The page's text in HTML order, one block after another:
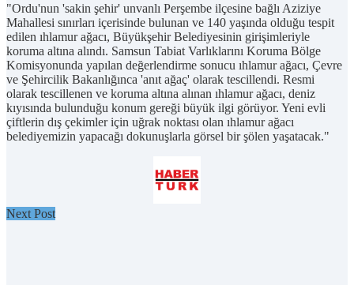
"Ordu'nun 'sakin şehir' unvanlı Perşembe ilçesine bağlı Aziziye
Mahallesi sınırları içerisinde bulunan ve 140 yaşında olduğu tespit
edilen ıhlamur ağacı, Büyükşehir Belediyesinin girişimleriyle
koruma altına alındı. Samsun Tabiat Varlıklarını Koruma Bölge
Komisyonunda yapılan değerlendirme sonucu ıhlamur ağacı, Çevre
ve Şehircilik Bakanlığınca 'anıt ağaç' olarak tescillendi. Resmi
olarak tescillenen ve koruma altına alınan ıhlamur ağacı, deniz
kıyısında bulunduğu konum gereği büyük ilgi görüyor. Yeni evli
çiftlerin dış çekimler için uğrak noktası olan ıhlamur ağacı
belediyemizin yapacağı dokunuşlarla görsel bir şölen yaşatacak."
Next Post